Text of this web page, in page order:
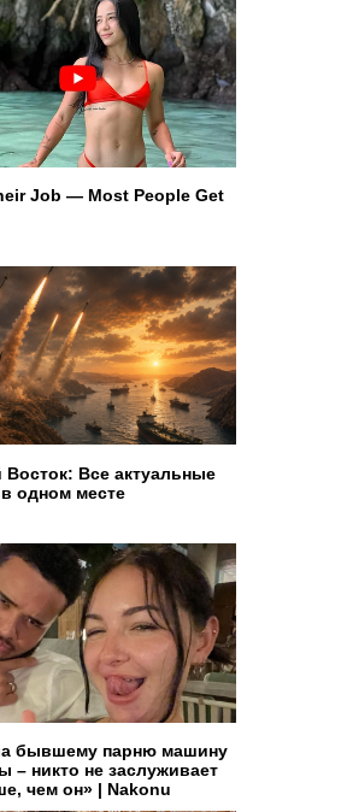
Job — Most People Get
Все актуальные
одном месте
бывшему парню машину
– никто не заслуживает
чем он» | Nakonu